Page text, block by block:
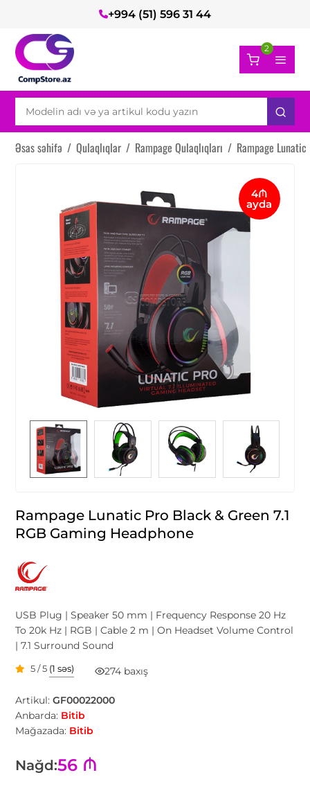
+994 (51) 596 31 44
2
Əsas səhifə / Qulaqlıqlar / Rampage Qulaqlıqları / Rampage
4₼
ayda
Rampage Lunatic Pro Black & Green 7.1
RGB Gaming Headphone
USB Plug | Speaker 50 mm | Frequency Response 20 Hz
To 20k Hz | RGB | Cable 2 m | On Headset Volume Control
| 7.1 Surround Sound
5 / 5 (1 səs) 274 baxış
Artikul:GF00022000
Anbarda: Bitib
Mağazada: Bitib
Nağd:56 ₼